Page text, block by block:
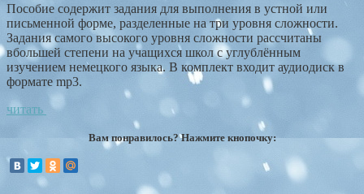
Пособие содержит задания для выполнения в устной или
письменной форме, разделенные на три уровня сложности.
Задания самого высокого уровня сложности рассчитаны
вбольшей степени на учащихся школ с углублённым
изучением немецкого языка. В комплект входит аудиодиск в
формате mp3.
читать
Вам понравилось? Нажмите кнопочку: